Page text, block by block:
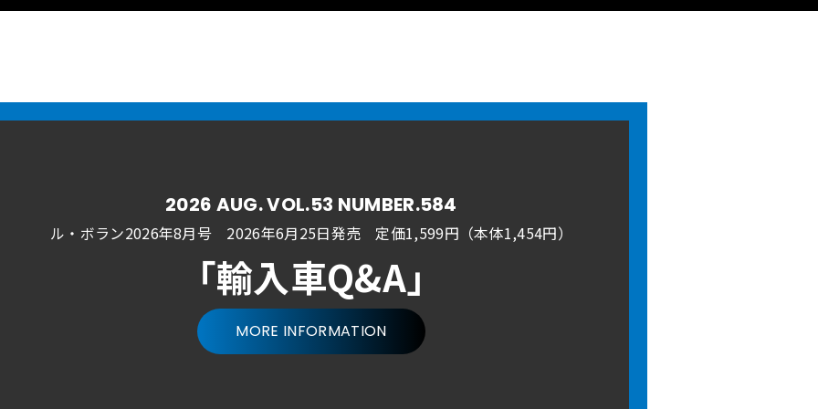
2026 AUG. VOL.53 NUMBER.584
ル・ボラン2026年8月号 2026年6月25日発売 定価1,599円（本体1,454円）
「輸入車Q&A」
MORE INFORMATION